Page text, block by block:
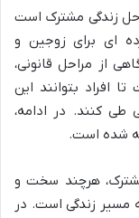
زندگی مشترک است
ای برای زوجین و
از مراحل قانونی،
افراد بتوانند این
طی کنند. در ادامه،
شده است.
هرچند سخت و
مسیر زندگی است. در